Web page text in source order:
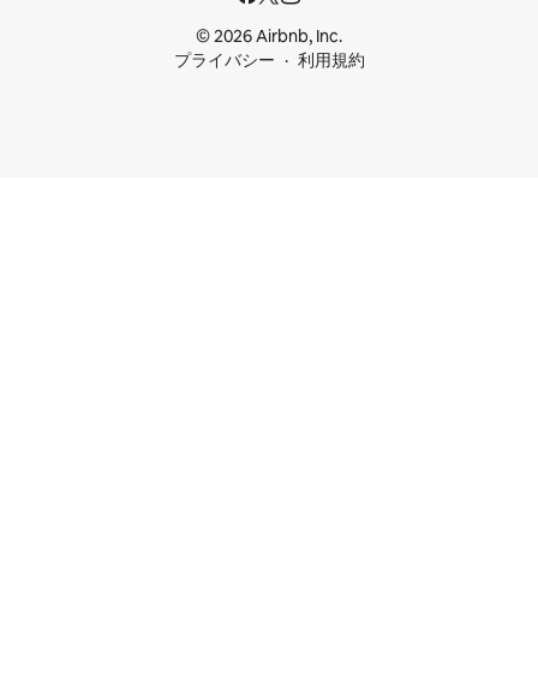
© 2026 Airbnb, Inc.
プライバシー
利用規約